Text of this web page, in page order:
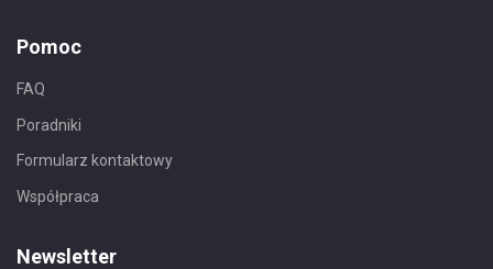
Pomoc
FAQ
Poradniki
Formularz kontaktowy
Współpraca
Newsletter